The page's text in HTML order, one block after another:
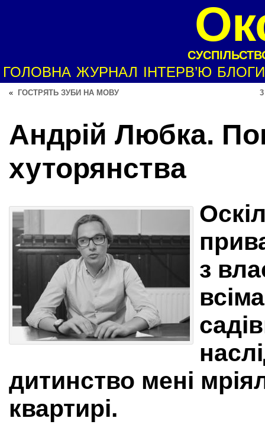
ГОЛОВНА ЖУРНАЛ ІНТЕРВ’Ю БЛОГИ
« ГОСТРЯТЬ ЗУБИ НА МОВУ
Андрій Любка.
хуторянства
з
дитинство мені
квартирі.